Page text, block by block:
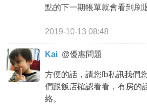
點的下一期帳單就會看到刷
2019-10-13 08:48
Kai @優惠問題
方便的話，請您fb私訊我們
們跟飯店確認看看，有房的
絡。